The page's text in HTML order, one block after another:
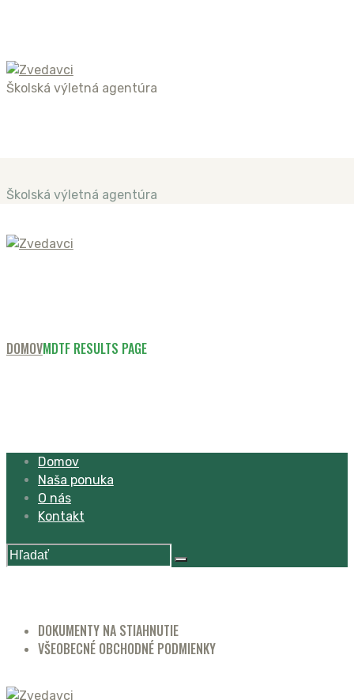
Školská výletná agentúra
Školská výletná agentúra
DOMOVMDTF RESULTS PAGE
Domov
Naša ponuka
O nás
Kontakt
DOKUMENTY NA STIAHNUTIE
VŠEOBECNÉ OBCHODNÉ PODMIENKY